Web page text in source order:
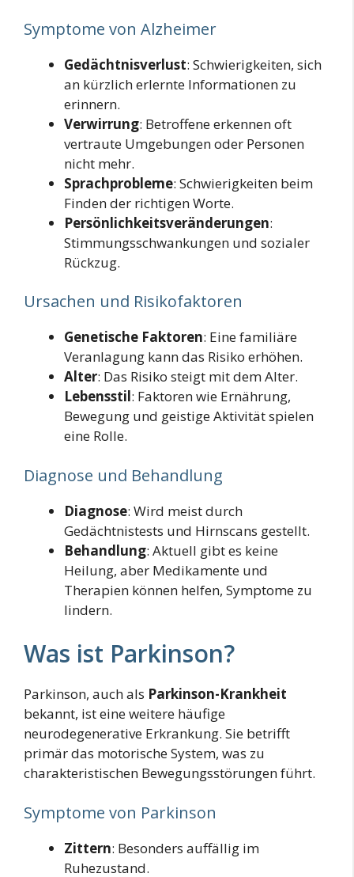
Symptome von Alzheimer
Gedächtnisverlust: Schwierigkeiten, sich
an kürzlich erlernte Informationen zu
erinnern.
Verwirrung: Betroffene erkennen oft
vertraute Umgebungen oder Personen
nicht mehr.
Sprachprobleme: Schwierigkeiten beim
Finden der richtigen Worte.
Persönlichkeitsveränderungen:
Stimmungsschwankungen und sozialer
Rückzug.
Ursachen und Risikofaktoren
Genetische Faktoren: Eine familiäre
Veranlagung kann das Risiko erhöhen.
Alter: Das Risiko steigt mit dem Alter.
Lebensstil: Faktoren wie Ernährung,
Bewegung und geistige Aktivität spielen
eine Rolle.
Diagnose und Behandlung
Diagnose: Wird meist durch
Gedächtnistests und Hirnscans gestellt.
Behandlung: Aktuell gibt es keine
Heilung, aber Medikamente und
Therapien können helfen, Symptome zu
lindern.
Was ist Parkinson?
Parkinson, auch als Parkinson-Krankheit
bekannt, ist eine weitere häufige
neurodegenerative Erkrankung. Sie betrifft
primär das motorische System, was zu
charakteristischen Bewegungsstörungen führt.
Symptome von Parkinson
Zittern: Besonders auffällig im
Ruhezustand.